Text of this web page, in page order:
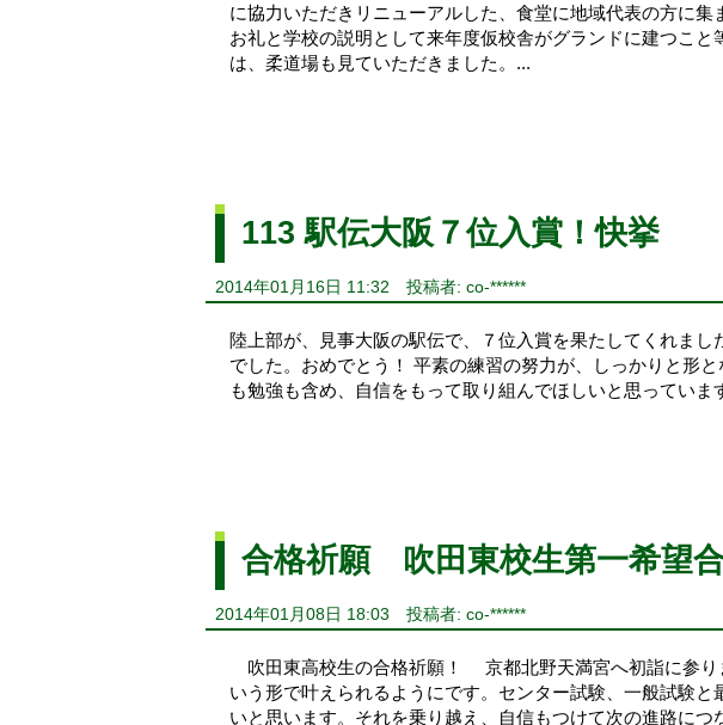
に協力いただきリニューアルした、食堂に地域代表の方に
お礼と学校の説明として来年度仮校舎がグランドに建つこ
は、柔道場も見ていただきました。...
113 駅伝大阪７位入賞！快挙
2014年01月16日 11:32 投稿者: co-******
陸上部が、見事大阪の駅伝で、７位入賞を果たしてくれま
でした。おめでとう！ 平素の練習の努力が、しっかりと形
も勉強も含め、自信をもって取り組んでほしいと思っていま
合格祈願 吹田東校生第一希望
2014年01月08日 18:03 投稿者: co-******
吹田東高校生の合格祈願！ 京都北野天満宮へ初詣に参り
いう形で叶えられるようにです。センター試験、一般試験
いと思います。それを乗り越え、自信もつけて次の進路につ